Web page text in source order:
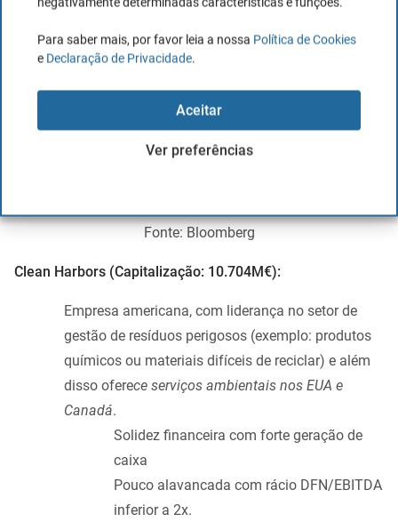
Para saber mais, por favor leia a nossa Política de Cookies
e Declaração de Privacidade.
Aceitar
Ver preferências
Fonte: Bloomberg
Clean Harbors (Capitalização: 10.704M€):
Empresa americana, com liderança no setor de
gestão de resíduos perigosos (exemplo: produtos
químicos ou materiais difíceis de reciclar) e além
disso oferece serviços ambientais nos EUA e
Canadá.
Solidez financeira com forte geração de
caixa
Pouco alavancada com rácio DFN/EBITDA
inferior a 2x.